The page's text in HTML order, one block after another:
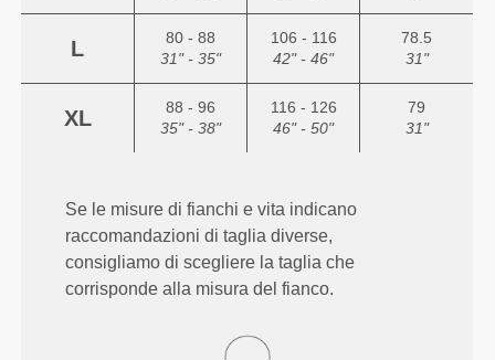
L
80 - 88
31" - 35"
106 - 116
42" - 46"
78.5
31"
XL
88 - 96
35" - 38"
116 - 126
46" - 50"
79
31"
Se le misure di fianchi e vita indicano
raccomandazioni di taglia diverse,
consigliamo di scegliere la taglia che
corrisponde alla misura del fianco.